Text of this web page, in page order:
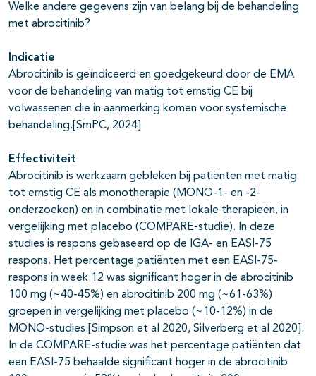
Welke andere gegevens zijn van belang bij de behandeling
met abrocitinib?
Indicatie
Abrocitinib is geïndiceerd en goedgekeurd door de EMA
voor de behandeling van matig tot ernstig CE bij
volwassenen die in aanmerking komen voor systemische
behandeling.[SmPC, 2024]
Effectiviteit
Abrocitinib is werkzaam gebleken bij patiënten met matig
tot ernstig CE als monotherapie (MONO-1- en -2-
onderzoeken) en in combinatie met lokale therapieën, in
vergelijking met placebo (COMPARE-studie). In deze
studies is respons gebaseerd op de IGA- en EASI-75
respons. Het percentage patiënten met een EASI-75-
respons in week 12 was significant hoger in de abrocitinib
100 mg (~40-45%) en abrocitinib 200 mg (~61-63%)
groepen in vergelijking met placebo (~10-12%) in de
MONO-studies.[Simpson et al 2020, Silverberg et al 2020].
In de COMPARE-studie was het percentage patiënten dat
een EASI-75 behaalde significant hoger in de abrocitinib